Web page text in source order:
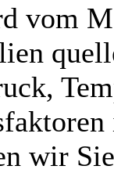
vom
wir